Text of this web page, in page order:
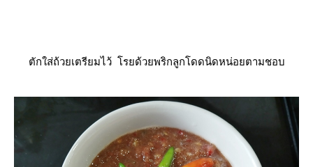
ตักใส่ถ้วยเตรียมไว้ โรยด้วยพริกลูกโดดนิดหน่อยตามชอบ